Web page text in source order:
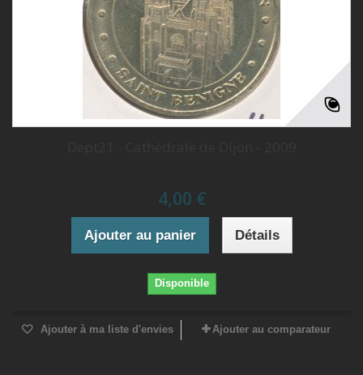
4,00 €
Ajouter au panier Détails
Disponible
Ajouter à ma liste d'envies Ajouter au comparateur